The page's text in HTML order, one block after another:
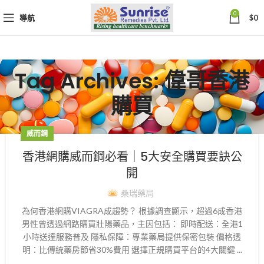
導航 0 $0
Tag Archives: 偉哥香港
購買
威而鋼
香港網購威而鋼必看｜5大安全購買要訣公
開
桑瑞藥局
為何香港網購VIAGRA成趨勢？ 根據調查顯示，超過6成香港
男性曾透過網路購買壯陽藥品，主因包括： 即時配送：全港1
小時送達服務普及 隱私保障：專業藥局提供保密包裝 價格透
明：比傳統藥房節省30%費用 選擇正規購買平台的4大關鍵 ...